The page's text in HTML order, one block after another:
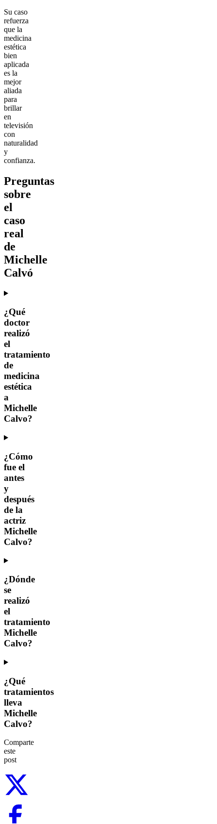
Su caso
refuerza
que la
medicina
estética
bien
aplicada
es la
mejor
aliada
para
brillar
en
televisión
con
naturalidad
y
confianza.
Preguntas
sobre
el
caso
real
de
Michelle
Calvó
¿Qué
doctor
realizó
el
tratamiento
de
medicina
estética
a
Michelle
Calvo?
¿Cómo
fue el
antes
y
después
de la
actriz
Michelle
Calvo?
¿Dónde
se
realizó
el
tratamiento
Michelle
Calvo?
¿Qué
tratamientos
lleva
Michelle
Calvo?
Comparte
este
post